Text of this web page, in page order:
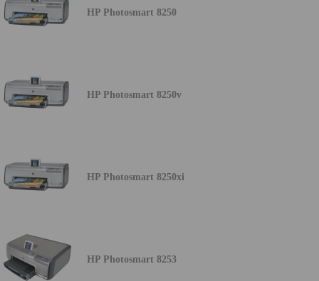
HP Photosmart 8250
HP Photosmart 8250v
HP Photosmart 8250xi
HP Photosmart 8253